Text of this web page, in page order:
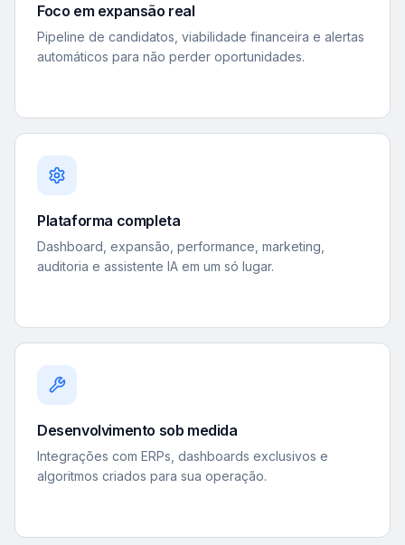
Foco em expansão real
Pipeline de candidatos, viabilidade financeira e alertas
automáticos para não perder oportunidades.
Plataforma completa
Dashboard, expansão, performance, marketing,
auditoria e assistente IA em um só lugar.
Desenvolvimento sob medida
Integrações com ERPs, dashboards exclusivos e
algoritmos criados para sua operação.